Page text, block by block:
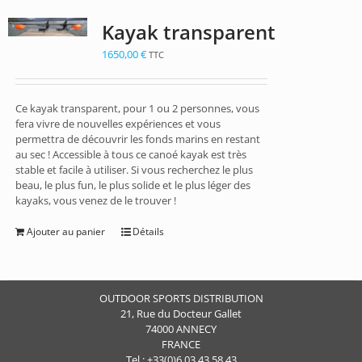
Kayak transparent
1650,00€ TTC
Ce kayak transparent, pour 1 ou 2 personnes, vous
fera vivre de nouvelles expériences et vous
permettra de découvrir les fonds marins en restant
au sec ! Accessible à tous ce canoé kayak est très
stable et facile à utiliser. Si vous recherchez le plus
beau, le plus fun, le plus solide et le plus léger des
kayaks, vous venez de le trouver !
Ajouter au panier Détails
OUTDOOR SPORTS DISTRIBUTION
21, Rue du Docteur Gallet
74000 ANNECY
FRANCE